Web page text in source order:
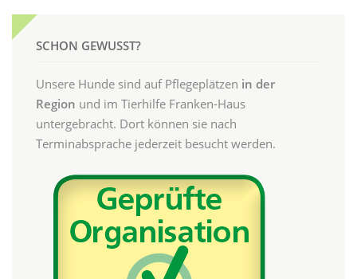
SCHON GEWUSST?
Unsere Hunde sind auf Pflegeplätzen in der
Region und im Tierhilfe Franken-Haus
untergebracht. Dort können sie nach
Terminabsprache jederzeit besucht werden.